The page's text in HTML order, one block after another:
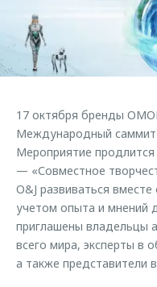
Страхование
Кредитный калькулятор
Аксессуары
Оригинальные
Запчасти
Трейд-ин
Калькулятор трейд-ин
Клиентская поддержка
O&J Автоклуб
Клуб владельцев
Аксессуары
Одежда и сувениры
Оригинальные
Запчасти
Обратная связь
17 октября бренды
Международный саммит
Мероприятие
— «Совместное
O&J развиваться
учетом опыта и мнений
приглашены владельцы
всего мира, эксперты в
а также